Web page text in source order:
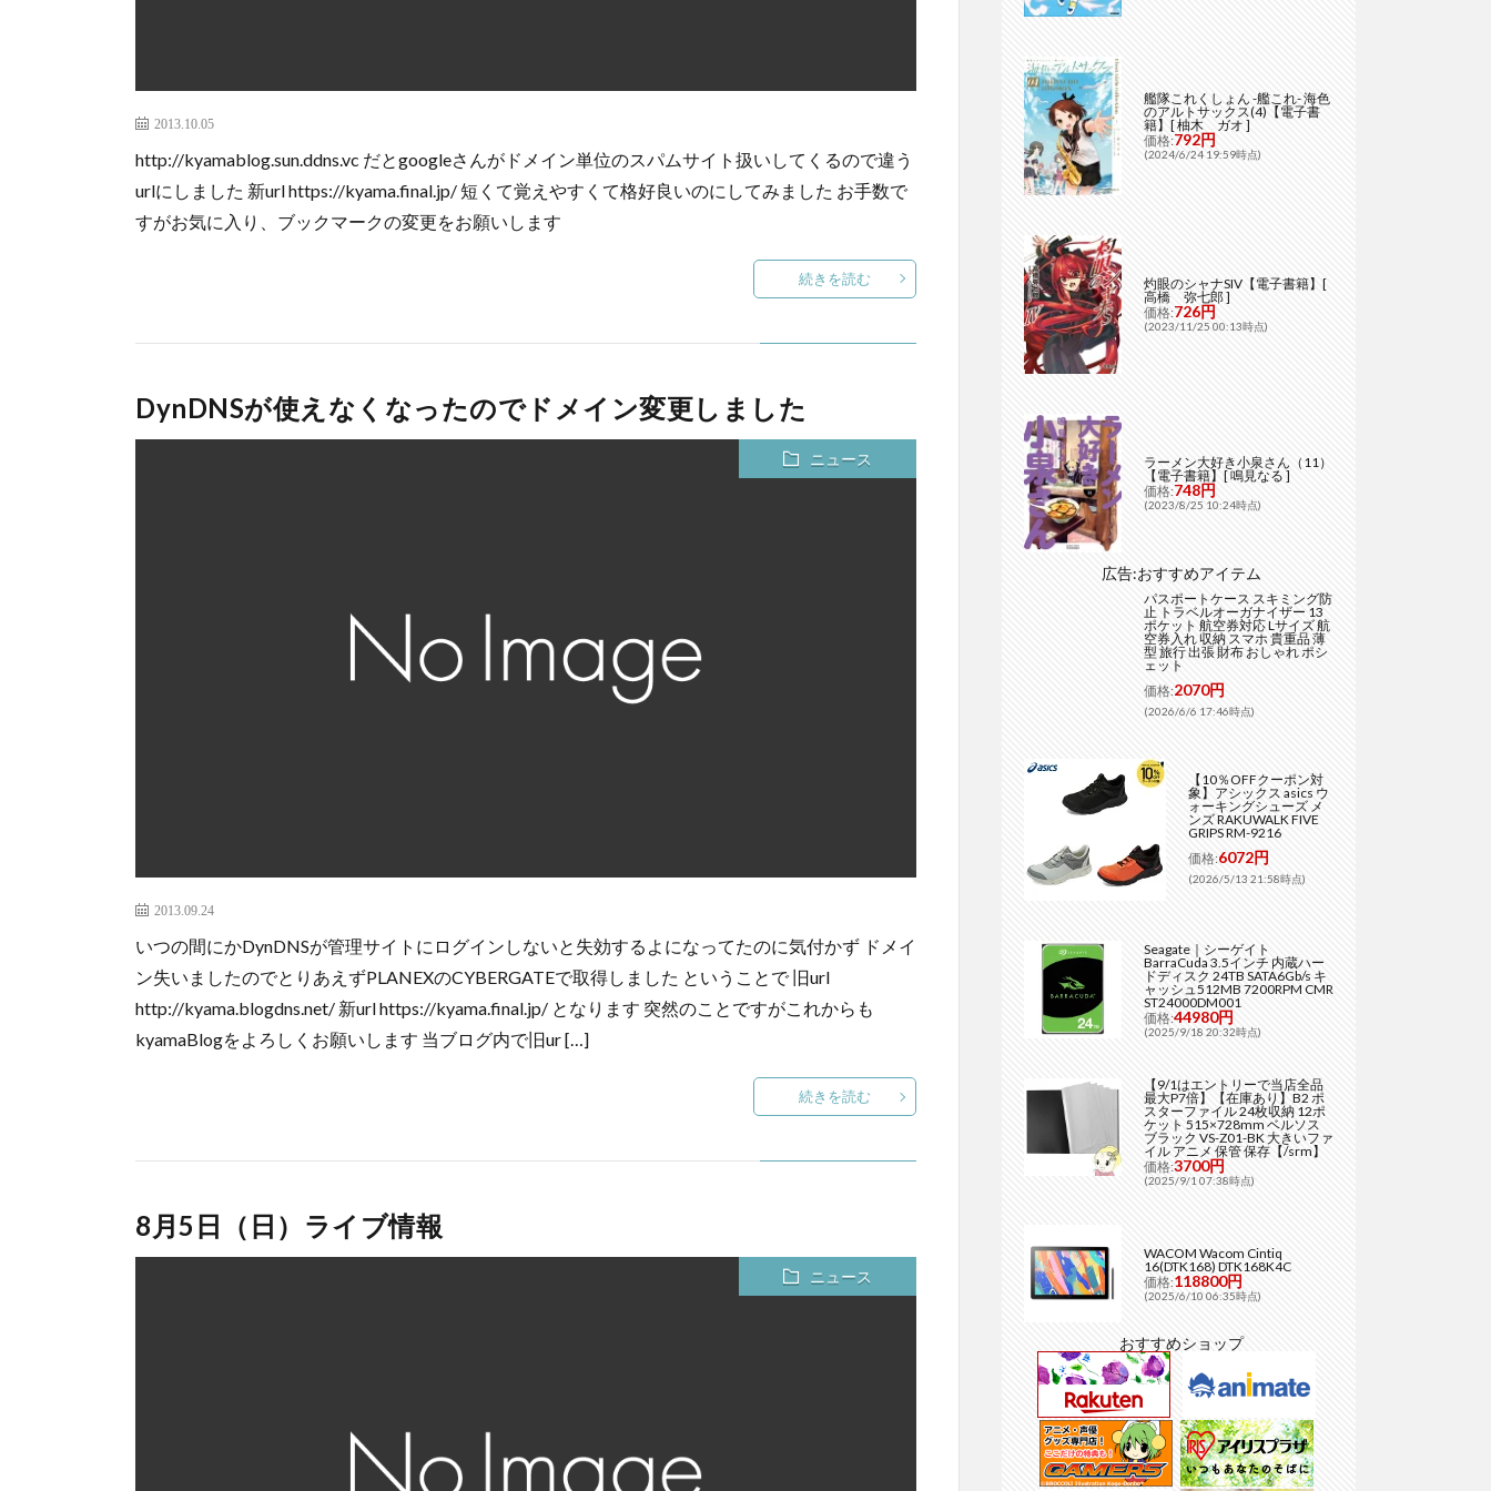
2013.10.05
http://kyamablog.sun.ddns.vc だとgoogleさんがドメイン単位のスパムサイト扱いしてくるので違う
urlにしました 新url https://kyama.final.jp/ 短くて覚えやすくて格好良いのにしてみました お手数で
すがお気に入り、ブックマークの変更をお願いします
続きを読む
DynDNSが使えなくなったのでドメイン変更しました
ニュース
2013.09.24
いつの間にかDynDNSが管理サイトにログインしないと失効するよになってたのに気付かず ドメイ
ン失いましたのでとりあえずPLANEXのCYBERGATEで取得しました ということで 旧url
http://kyama.blogdns.net/ 新url https://kyama.final.jp/ となります 突然のことですがこれからも
kyamaBlogをよろしくお願いします 当ブログ内で旧ur […]
続きを読む
8月5日（日）ライブ情報
ニュース
艦隊これくしょん -艦これ- 海色
のアルトサックス(4)【電子書
籍】[ 柚木 ガオ ]
価格:792円
(2024/6/24 19:59時点)
灼眼のシャナSIV【電子書籍】[
高橋 弥七郎 ]
価格:726円
(2023/11/25 00:13時点)
ラーメン大好き小泉さん（11）
【電子書籍】[ 鳴見なる ]
価格:748円
(2023/8/25 10:24時点)
広告:おすすめアイテム
パスポートケース スキミング防
止 トラベルオーガナイザー 13
ポケット 航空券対応 Lサイズ 航
空券入れ 収納 スマホ 貴重品 薄
型 旅行 出張 財布 おしゃれ ポシ
ェット
価格:2070円
(2026/6/6 17:46時点)
【10％OFFクーポン対
象】アシックス asics ウ
ォーキングシューズ メ
ンズ RAKUWALK FIVE
GRIPS RM-9216
価格:6072円
(2026/5/13 21:58時点)
Seagate｜シーゲイト
BarraCuda 3.5インチ 内蔵ハー
ドディスク 24TB SATA6Gb/s キ
ャッシュ512MB 7200RPM CMR
ST24000DM001
価格:44980円
(2025/9/18 20:32時点)
【9/1はエントリーで当店全品
最大P7倍】【在庫あり】B2 ポ
スターファイル 24枚収納 12ポ
ケット 515×728mm ベルソス
ブラック VS-Z01-BK 大きいファ
イル アニメ 保管 保存【/srm】
価格:3700円
(2025/9/1 07:38時点)
WACOM Wacom Cintiq
16(DTK168) DTK168K4C
価格:118800円
(2025/6/10 06:35時点)
おすすめショップ